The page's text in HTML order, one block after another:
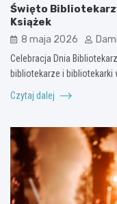
Święto
Książek
8 maja 2026
Celebracja Dnia
bibliotekarze i bibliotekarki
Czytaj dalej